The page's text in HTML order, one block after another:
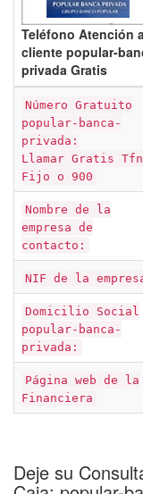
Teléfono Atención
cliente popular-
privada Gratis
Número Gratuito
popular-banca-
privada:
Llamar Gratis
Fijo o 900
Nombre de la
empresa de
contacto:
NIF de la
Domicilio Social
popular-banca-
privada:
Página web de la
Financiera
Deje su